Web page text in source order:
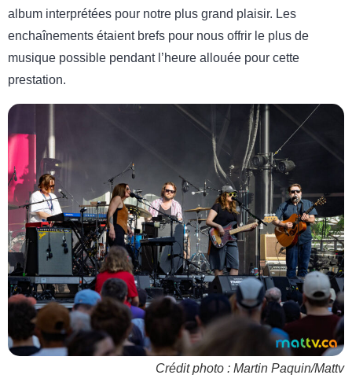
album interprétées pour notre plus grand plaisir. Les
enchaînements étaient brefs pour nous offrir le plus de
musique possible pendant l’heure allouée pour cette
prestation.
Crédit photo : Martin Paquin/Mattv